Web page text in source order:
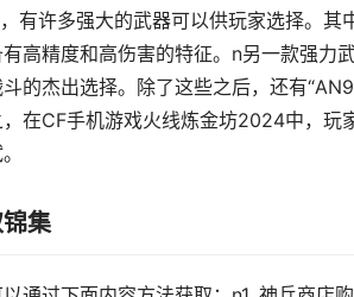
有许多强大的武器可以供玩家选择。其
高精度和高伤害的特征。n另一款强力
的杰出选择。除了这些之后，还有
在CF手机游戏火线炼金坊2024中，玩
集